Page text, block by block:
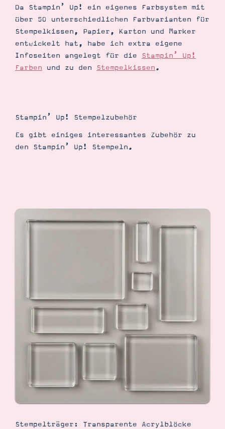
Da Stampin’ Up! ein eigenes Farbsystem mit
über 50 unterschiedlichen Farbvarianten für
Stempelkissen, Papier, Karton und Marker
entwickelt hat, habe ich extra eigene
Infoseiten angelegt für die Stampin’ Up!
Farben und zu den Stempelkissen.
Stampin’ Up! Stempelzubehör
Es gibt einiges interessantes Zubehör zu
den Stampin’ Up! Stempeln.
Stempelträger: Transparente Acrylblöcke